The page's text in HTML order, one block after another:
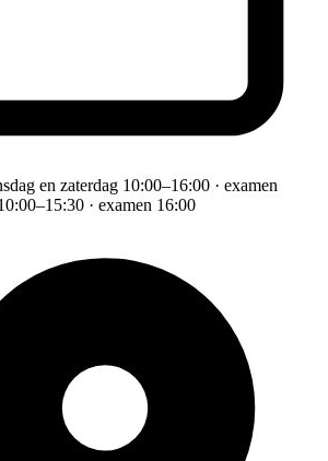
en zaterdag 10:00–16:00 · examen
· examen 16:00